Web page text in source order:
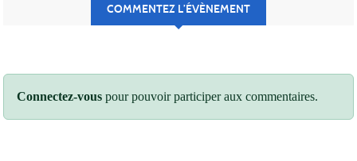
COMMENTEZ L’ÉVÈNEMENT
Connectez-vous pour pouvoir participer aux commentaires.